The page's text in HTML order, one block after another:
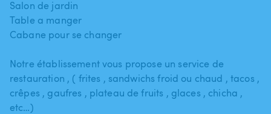
Salon de jardin
Table a manger
Cabane pour se changer
Notre établissement vous propose un service de
restauration ​,​ ( frites ​,​ sandwichs froid ou chaud ​,​ tacos ​,​
crêpes ​,​ gaufres ​,​ plateau de fruits ​,​ glaces ​,​ chicha ​,​
etc…)